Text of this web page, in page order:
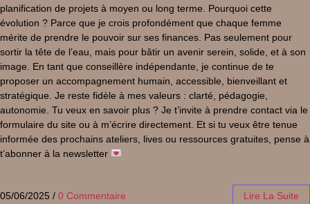
planification de projets à moyen ou long terme. Pourquoi cette
évolution ? Parce que je crois profondément que chaque femme
mérite de prendre le pouvoir sur ses finances. Pas seulement pour
sortir la tête de l’eau, mais pour bâtir un avenir serein, solide, et à son
image. En tant que conseillère indépendante, je continue de te
proposer un accompagnement humain, accessible, bienveillant et
stratégique. Je reste fidèle à mes valeurs : clarté, pédagogie,
autonomie. Tu veux en savoir plus ? Je t’invite à prendre contact via le
formulaire du site ou à m’écrire directement. Et si tu veux être tenue
informée des prochains ateliers, lives ou ressources gratuites, pense à
t’abonner à la newsletter
05/06/2025 / 0 Commentaire Lire La Suite